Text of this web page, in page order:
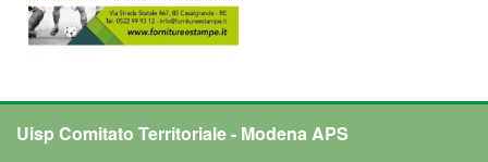
Uisp Comitato Territoriale - Modena APS